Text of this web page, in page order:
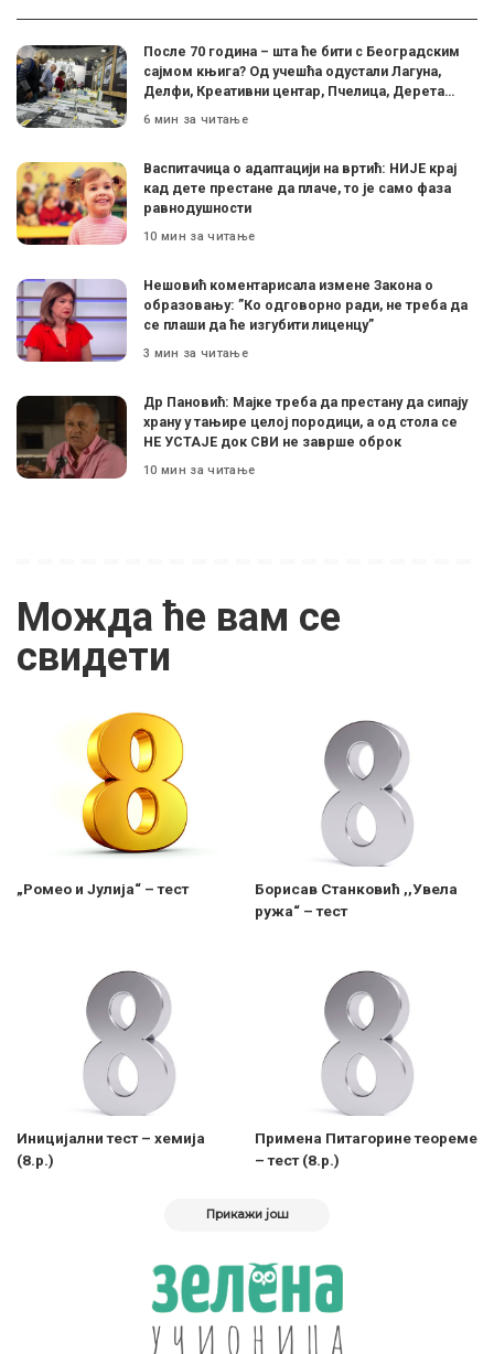
После 70 година – шта ће бити с Београдским
сајмом књига? Од учешћа одустали Лагуна,
Делфи, Креативни центар, Пчелица, Дерета…
6 мин за читање
Васпитачица о адаптацији на вртић: НИЈЕ крај
кад дете престане да плаче, то је само фаза
равнодушности
10 мин за читање
Нешовић коментарисала измене Закона о
образовању: ”Ко одговорно ради, не треба да
се плаши да ће изгубити лиценцу”
3 мин за читање
Др Пановић: Мајке треба да престану да сипају
храну у тањире целој породици, а од стола се
НЕ УСТАЈЕ док СВИ не заврше оброк
10 мин за читање
Можда ће вам се
свидети
„Ромео и Јулија“ – тест
Борисав Станковић ,,Увела
ружа“ – тест
Иницијални тест – хемија
(8.р.)
Примена Питагорине теореме
– тест (8.р.)
Прикажи још